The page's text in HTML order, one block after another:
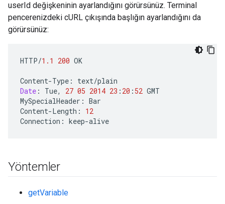
userId değişkeninin ayarlandığını görürsünüz. Terminal
pencerenizdeki cURL çıkışında başlığın ayarlandığını da
görürsünüz:
HTTP/1.1 200 OK
Content-Type : text/plain
Date : Tue, 27 05 2014 23 : 20 : 52 GMT
MySpecialHeader : Bar
Content-Length :
12
Connection : keep-alive
Yöntemler
getVariable